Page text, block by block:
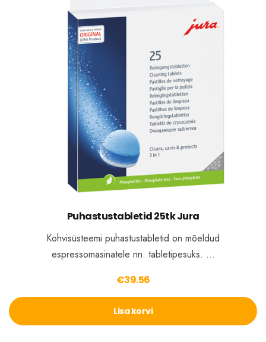
Puhastustabletid 25tk Jura
Kohvisüsteemi puhastustabletid on mõeldud
espressomasinatele nn. tabletipesuks. …
€39.56
Lisa korvi